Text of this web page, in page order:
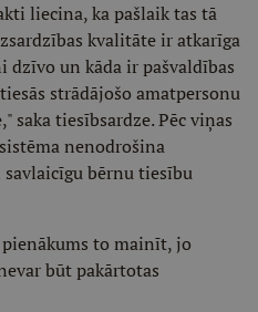
liecina, ka pašlaik tas tā
kvalitāte ir atkarīga
un kāda ir pašvaldības
strādājošo amatpersonu
saka tiesībsardze. Pēc viņas
nenodrošina
bērnu tiesību
to mainīt, jo
būt pakārtotas